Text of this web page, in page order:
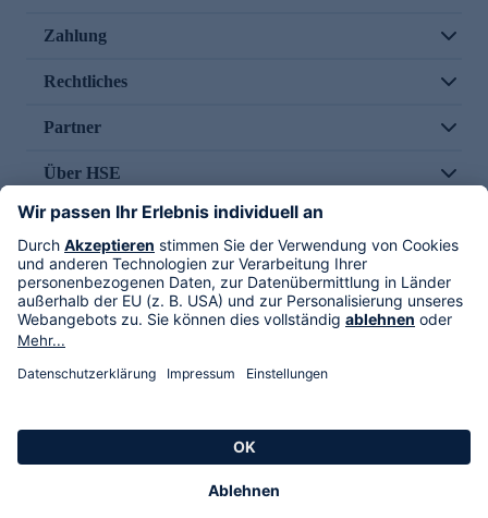
Zahlung
Rechtliches
Partner
Über HSE
Im TV
HSE International